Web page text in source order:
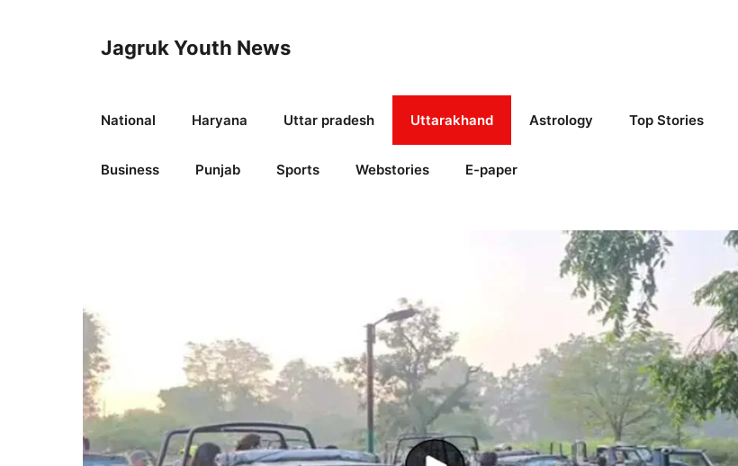
Jagruk Youth News
National Haryana Uttar pradesh Uttarakhand Astrology Top Stories
Business Punjab Sports Webstories E-paper